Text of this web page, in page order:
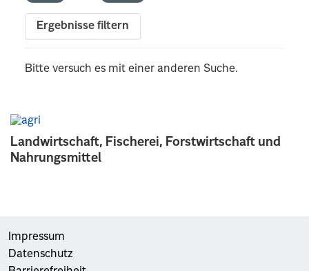
Landwirtschaft, Fischerei, Forstwirtschaft und
Nahrungsmittel
Ergebnisse filtern
Bitte versuch es mit einer anderen Suche.
Impressum
Datenschutz